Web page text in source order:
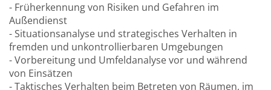
- Früherkennung von Risiken und Gefahren im
Außendienst
- Situationsanalyse und strategisches Verhalten in
fremden und unkontrollierbaren Umgebungen
- Vorbereitung und Umfeldanalyse vor und während
von Einsätzen
- Taktisches Verhalten beim Betreten von Räumen, im